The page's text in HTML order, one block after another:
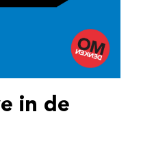
in de